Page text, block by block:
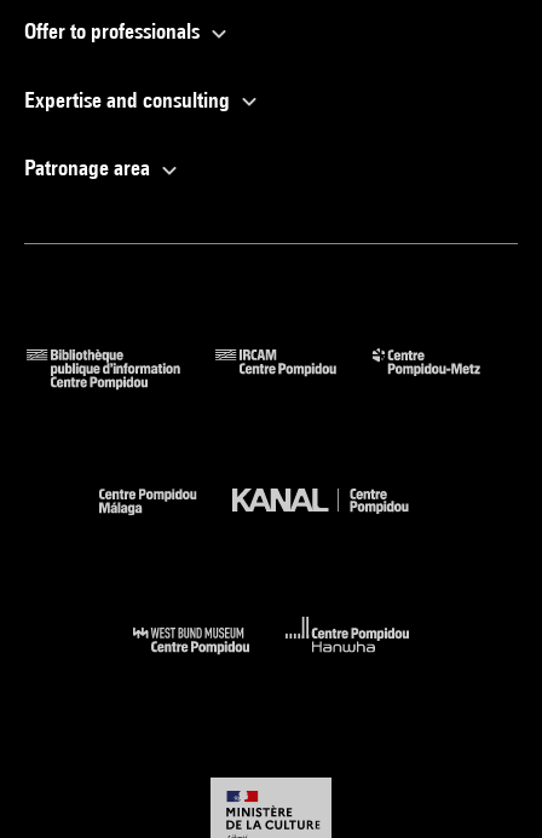
Offer to professionals
Expertise and consulting
Patronage area